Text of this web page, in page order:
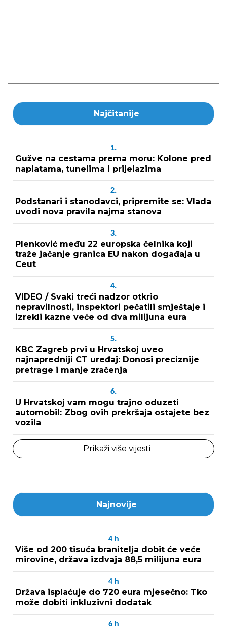
Najčitanije
1.
Gužve na cestama prema moru: Kolone pred
naplatama, tunelima i prijelazima
2.
Podstanari i stanodavci, pripremite se: Vlada
uvodi nova pravila najma stanova
3.
Plenković među 22 europska čelnika koji
traže jačanje granica EU nakon događaja u
Ceut
4.
VIDEO / Svaki treći nadzor otkrio
nepravilnosti, inspektori pečatili smještaje i
izrekli kazne veće od dva milijuna eura
5.
KBC Zagreb prvi u Hrvatskoj uveo
najnapredniji CT uređaj: Donosi preciznije
pretrage i manje zračenja
6.
U Hrvatskoj vam mogu trajno oduzeti
automobil: Zbog ovih prekršaja ostajete bez
vozila
Prikaži više vijesti
Najnovije
4 h
Više od 200 tisuća branitelja dobit će veće
mirovine, država izdvaja 88,5 milijuna eura
4 h
Država isplaćuje do 720 eura mjesečno: Tko
može dobiti inkluzivni dodatak
6 h